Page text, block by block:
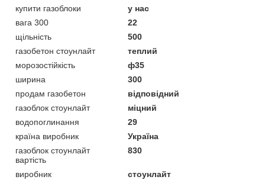
купити газоблоки
у нас
вага 300
22
щільність
500
газобетон стоунлайт
теплий
морозостійкість
ф35
ширина
300
продам газобетон
відповідний
газоблок стоунлайт
міцний
водопоглинання
29
країна виробник
Україна
газоблок стоунлайт
вартість
830
виробник
стоунлайт